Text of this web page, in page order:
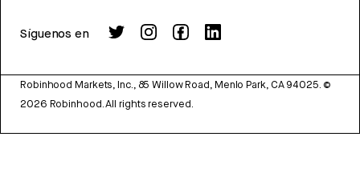
Síguenos en
Robinhood Markets, Inc., 85 Willow Road, Menlo Park, CA 94025. ©
2026 Robinhood. All rights reserved.